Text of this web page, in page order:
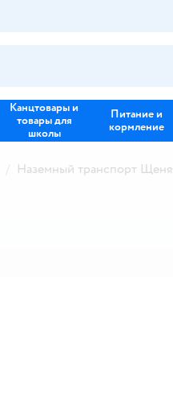
Канцтовары и
товары для
школы
Питание и
кормление
Наземный транспорт